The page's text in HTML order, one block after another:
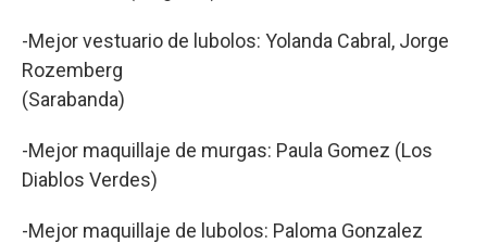
-Mejor vestuario de lubolos: Yolanda Cabral, Jorge
Rozemberg
(Sarabanda)
-Mejor maquillaje de murgas: Paula Gomez (Los
Diablos Verdes)
-Mejor maquillaje de lubolos: Paloma Gonzalez